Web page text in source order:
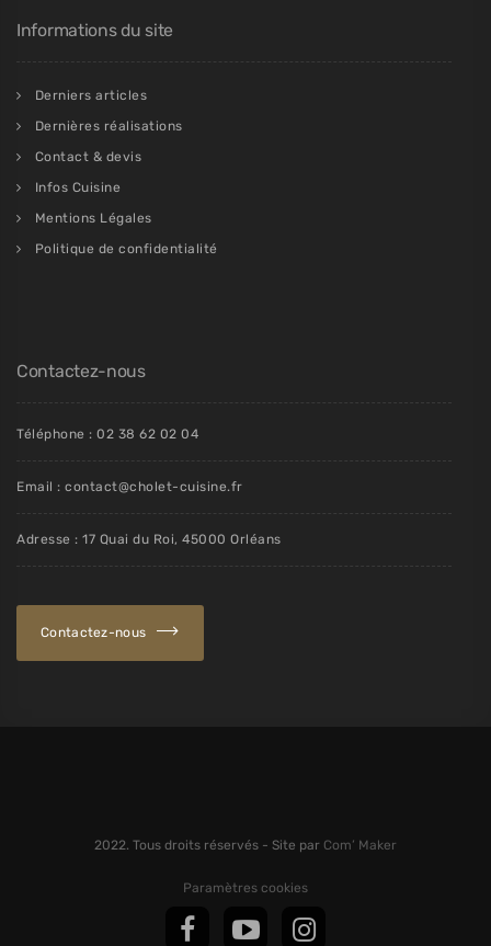
Informations du site
Derniers articles
Dernières réalisations
Contact & devis
Infos Cuisine
Mentions Légales
Politique de confidentialité
Contactez-nous
Téléphone : 02 38 62 02 04
Email : contact@cholet-cuisine.fr
Adresse : 17 Quai du Roi, 45000 Orléans
Contactez-nous
2022. Tous droits réservés - Site par Com’ Maker
Paramètres cookies